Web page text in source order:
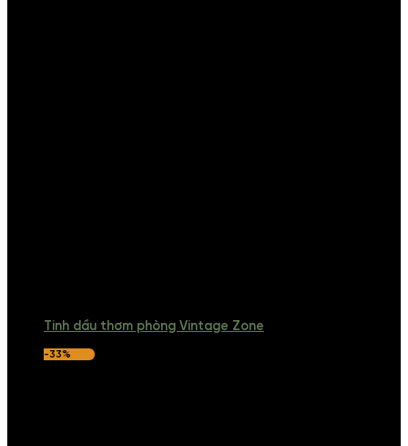
Tinh dầu thơm phòng Vintage Zone
-33%